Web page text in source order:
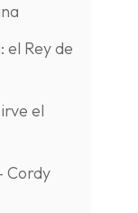
el Rey de
el
Cordy